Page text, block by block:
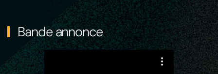
Bande annonce